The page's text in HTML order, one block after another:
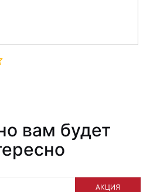
вам будет
АКЦИЯ